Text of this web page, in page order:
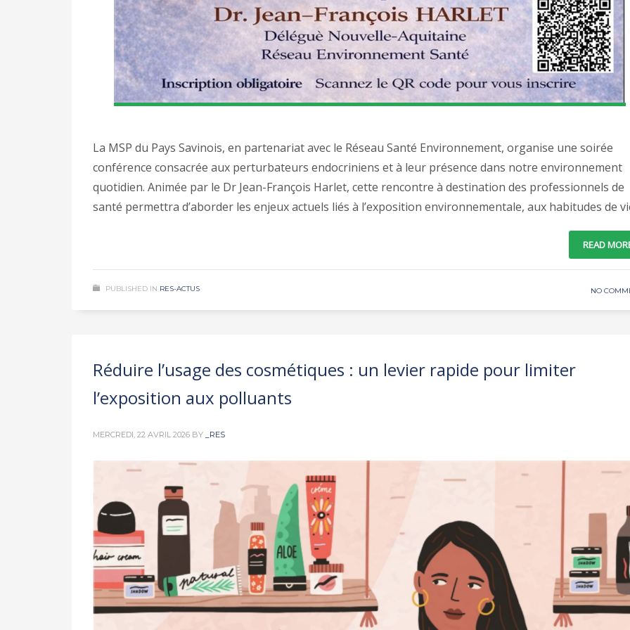
La MSP du Pays Savinois, en partenariat avec le Réseau Santé Environnement, organise une soirée
conférence consacrée aux perturbateurs endocriniens et à leur présence dans notre environnement
quotidien. Animée par le Dr Jean-François Harlet, cette rencontre à destination des professionnels de
santé permettra d’aborder les enjeux actuels liés à l’exposition environnementale, aux habitudes de
READ
PUBLISHED IN RES-ACTUS NO
Réduire l’usage des cosmétiques : un levier rapide pour limiter
l’exposition aux polluants
MERCREDI, 22 AVRIL 2026 BY _RES